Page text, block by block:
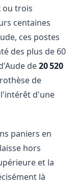
ou trois
centaines
ces postes
des plus de 60
de20 520
de
d'une
paniers en
hors
et la
là